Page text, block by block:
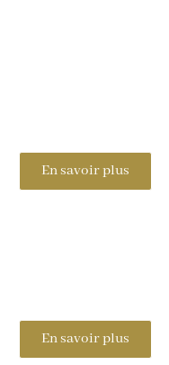
En savoir plus
En savoir plus